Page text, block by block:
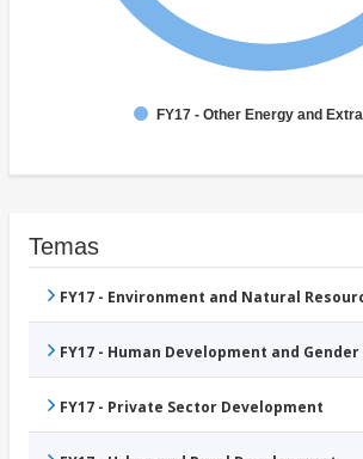
FY17 - Other Energy and
Temas
FY17 - Environment and Natural
FY17 - Human Development and Gender
FY17 - Private Sector Development